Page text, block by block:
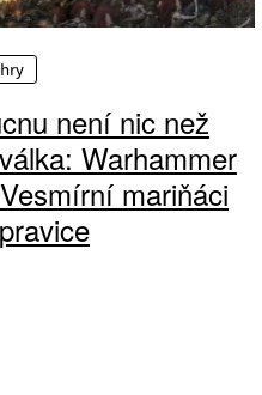
není nic než
Warhammer
mariňáci